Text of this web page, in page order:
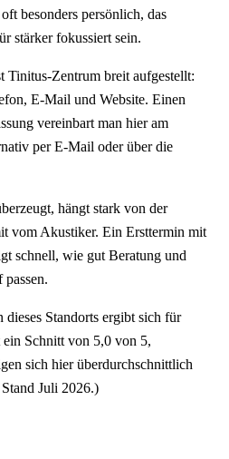
besonders persönlich, das
stärker fokussiert sein.
Tinitus-Zentrum breit aufgestellt:
E-Mail und Website. Einen
vereinbart man hier am
per E-Mail oder über die
hängt stark von der
vom Akustiker. Ein Ersttermin mit
schnell, wie gut Beratung und
Standorts ergibt sich für
Schnitt von 5,0 von 5,
sich hier überdurchschnittlich
Juli 2026.)